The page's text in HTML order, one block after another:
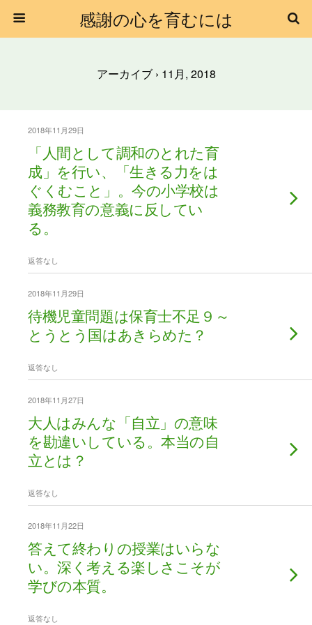
感謝の心を育むには
アーカイブ › 11月, 2018
2018年11月29日
「人間として調和のとれた育
成」を行い、「生きる力をは
ぐくむこと」。今の小学校は
義務教育の意義に反してい
る。
返答なし
2018年11月29日
待機児童問題は保育士不足９～
とうとう国はあきらめた？
返答なし
2018年11月27日
大人はみんな「自立」の意味
を勘違いしている。本当の自
立とは？
返答なし
2018年11月22日
答えて終わりの授業はいらな
い。深く考える楽しさこそが
学びの本質。
返答なし